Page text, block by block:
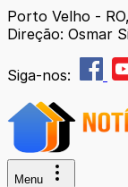
Porto Velho -
Direção: Osmar
Siga-nos:
Menu